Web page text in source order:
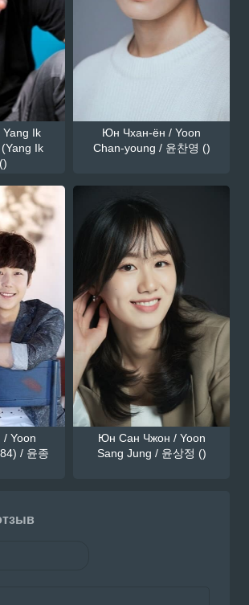
Ik
Ik
Юн Чхан-ён / Yoon
Chan-young / 윤찬영 ()
Yoon
/ 윤종
Юн Сан Чжон / Yoon
Sang Jung / 윤상정 ()